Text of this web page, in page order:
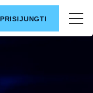
PRISIJUNGTI